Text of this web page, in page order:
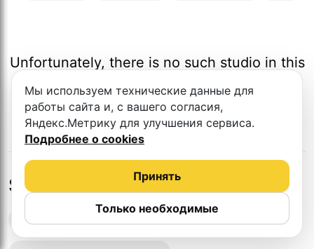
Unfortunately, there is no such studio in this
Studios in nearby cities
Podcast recording studios
Мы используем технические данные для
работы сайта и, с вашего согласия,
Яндекс.Метрику для улучшения сервиса.
Подробнее о cookies
Только необходимые
Принять